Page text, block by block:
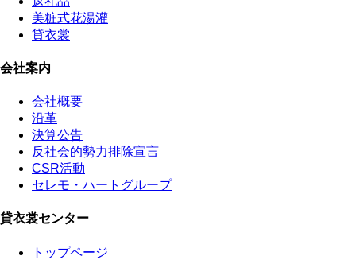
美粧式花湯灌
貸衣裳
会社案内
会社概要
沿革
決算公告
反社会的勢力排除宣言
CSR活動
セレモ・ハートグループ
貸衣裳センター
トップページ